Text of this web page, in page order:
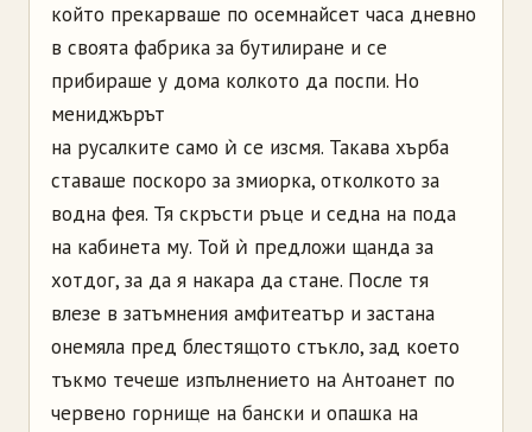
който прекарваше по осемнайсет часа дневно
в своята фабрика за бутилиране и се
прибираше у дома колкото да поспи. Но
мениджърът
на русалките само ѝ се изсмя. Такава хърба
ставаше поскоро за змиорка, отколкото за
водна фея. Тя скръсти ръце и седна на пода
на кабинета му. Той ѝ предложи щанда за
хотдог, за да я накара да стане. После тя
влезе в затъмнения амфитеатър и застана
онемяла пред блестящото стъкло, зад което
тъкмо течеше изпълнението на Антоанет по
червено горнище на бански и опашка на